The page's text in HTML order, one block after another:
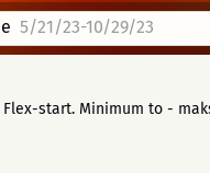
5/21/23-10/29/23
start. Minimum to -